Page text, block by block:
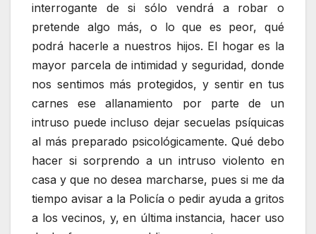
interrogante de si sólo vendrá a robar o
pretende algo más, o lo que es peor, qué
podrá hacerle a nuestros hijos. El hogar es la
mayor parcela de intimidad y seguridad, donde
nos sentimos más protegidos, y sentir en tus
carnes ese allanamiento por parte de un
intruso puede incluso dejar secuelas psíquicas
al más preparado psicológicamente. Qué debo
hacer si sorprendo a un intruso violento en
casa y que no desea marcharse, pues si me da
tiempo avisar a la Policía o pedir ayuda a gritos
a los vecinos, y, en última instancia, hacer uso